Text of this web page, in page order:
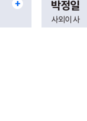
박정일
사외이사